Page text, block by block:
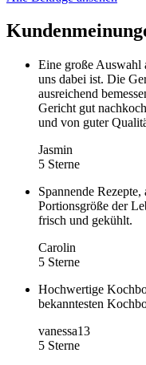
Eine große Auswahl
uns dabei ist. Die
ausreichend
Gericht gut
und von guter
Jasmin
5 Sterne
Spannende
Portionsgröße der
frisch und gekühlt.
Carolin
5 Sterne
Hochwertige
bekanntesten
vanessa13
5 Sterne